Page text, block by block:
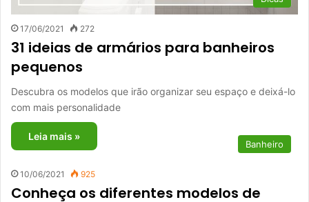
17/06/2021 272
31 ideias de armários para banheiros
pequenos
Descubra os modelos que irão organizar seu espaço e deixá-lo
com mais personalidade
Leia mais »
Banheiro
10/06/2021 925
Conheça os diferentes modelos de